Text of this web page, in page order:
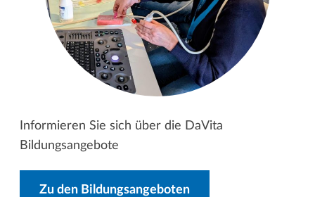
Informieren Sie sich über die DaVita
Bildungsangebote
Zu den Bildungsangeboten